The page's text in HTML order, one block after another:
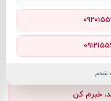
RT25049
ناموجود
خبرم کن
شدم